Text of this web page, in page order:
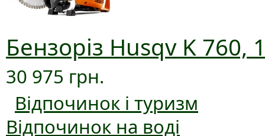
Бензоріз Husqv K 760,
30 975 грн.
Відпочинок і туризм
Відпочинок на воді